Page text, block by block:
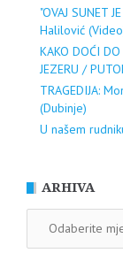
"OVAJ SUNET
Halilović
KAKO DOĆI DO
JEZERU /
TRAGEDIJA:
(Dubinje)
U našem
ARHIVA